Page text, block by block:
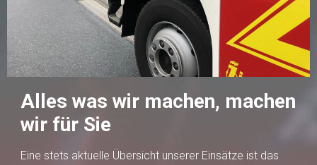
Alles was wir machen, machen
wir für Sie
Eine stets aktuelle Übersicht unserer Einsätze ist das